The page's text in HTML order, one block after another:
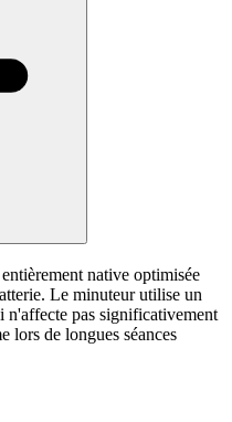
native optimisée
Le minuteur utilise un
n'affecte pas significativement
lors de longues séances